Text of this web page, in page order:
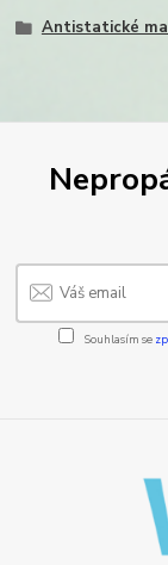
Antistatické
Souhlasím se